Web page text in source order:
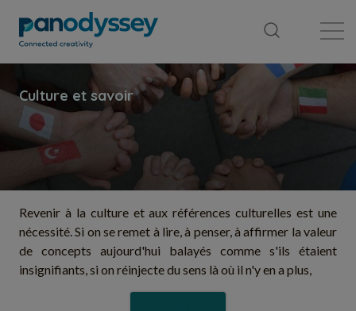
Revenir à la culture et aux références culturelles est une
nécessité. Si on se remet à lire, à penser, à affirmer la valeur
de concepts aujourd'hui balayés comme s'ils étaient
insignifiants, si on réinjecte du sens là où il n'y en a plus,